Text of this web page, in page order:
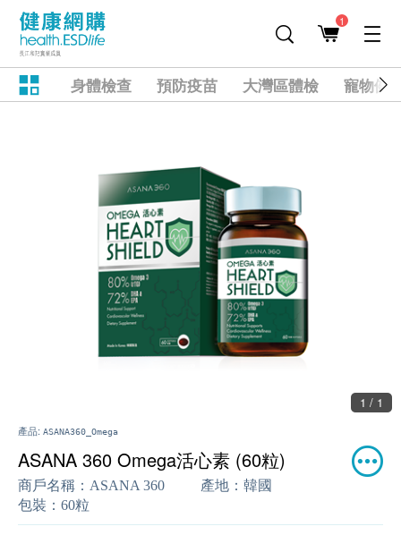
1
身體檢查 預防疫苗 大灣區體檢 寵物健
1 / 1
產品: ASANA360_Omega
ASANA 360 Omega活心素 (60粒)
商戶名稱： ASANA 360 產地： 韓國
包裝： 60粒